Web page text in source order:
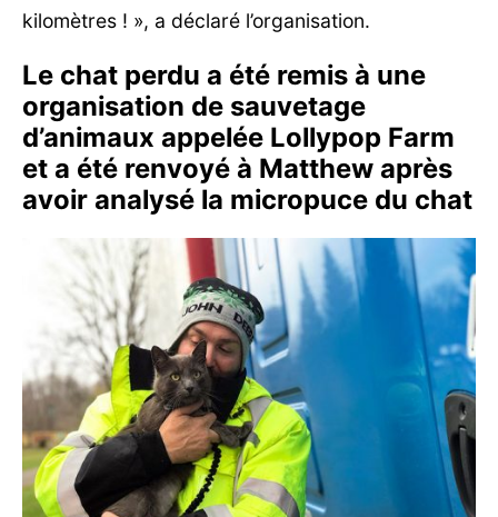
kilomètres ! », a déclaré l’organisation.
Le chat perdu a été remis à une
organisation de sauvetage
d’animaux appelée Lollypop Farm
et a été renvoyé à Matthew après
avoir analysé la micropuce du chat